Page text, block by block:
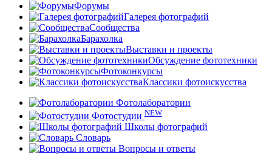
Форумы
Галерея фотографий
Сообщества
Барахолка
Выставки и проекты
Обсуждение фототехники
Фотоконкурсы
Классики фотоискусства
Фотолаборатории
Фотостудии NEW
Школы фотографий
Словарь
Вопросы и ответы